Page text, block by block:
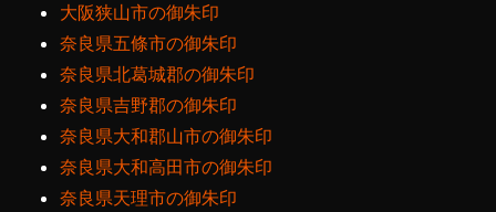
大阪狭山市の御朱印
奈良県五條市の御朱印
奈良県北葛城郡の御朱印
奈良県吉野郡の御朱印
奈良県大和郡山市の御朱印
奈良県大和高田市の御朱印
奈良県天理市の御朱印